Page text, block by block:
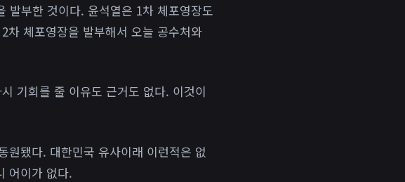
발부한 것이다. 윤석열은 1차 체포영장도
차 체포영장을 발부해서 오늘 공수처와
기회를 줄 이유도 근거도 없다. 이것이
원됐다. 대한민국 유사이래 이런적은 없
어이가 없다.